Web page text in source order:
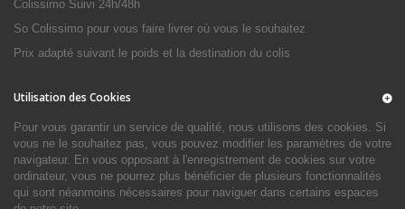
Colissimo Suivi 24h/48h
So Colissimo pour vous faire livrer où vous le souhaitez
Prix adapté suivant le poids et la destination du colis
Utilisation des Cookies
Pour vous garantir un service de qualité, nous utilisons des cookies. Si
vous ne le souhaitez pas, vous pouvez modifier les paramètres de votre
navigateur. En vous opposant à l'enregistrement de cookies sur votre
ordinateur, vous ne pourrez plus bénéficier de plusieurs fonctionnalités
qui sont néanmoins nécessaires pour naviguer dans certains espaces